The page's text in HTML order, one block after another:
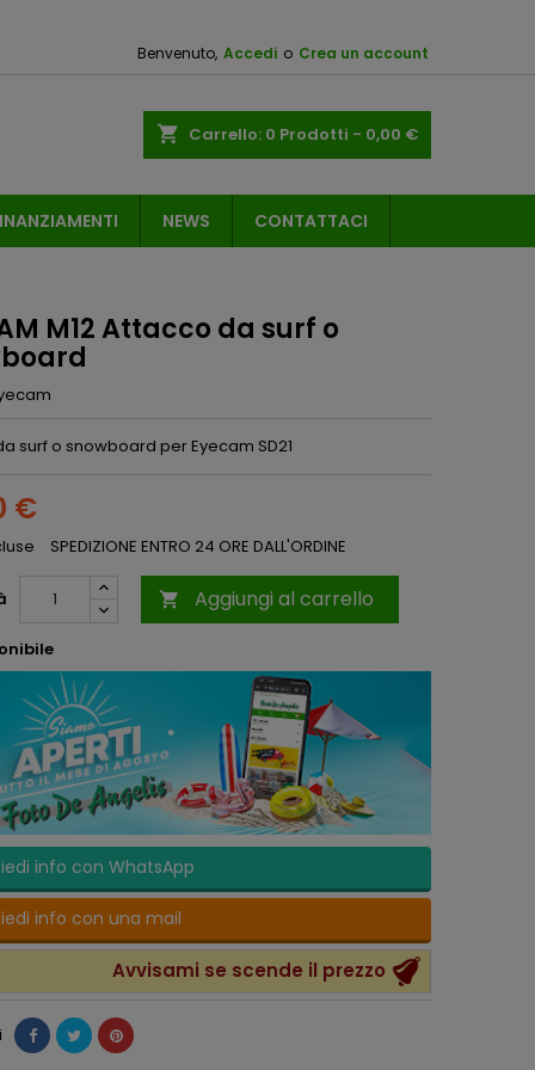
Benvenuto, Accedi o Crea un account
shopping_cart Carrello: 0 Prodotti - 0,00 €
NEWS CONTATTACI
M12 Attacco da surf o
surf o snowboard per Eyecam SD21
€
SPEDIZIONE ENTRO 24 ORE DALL'ORDINE
 Aggiungi al carrello
info con WhatsApp
info con una mail
Avvisami se scende il prezzo